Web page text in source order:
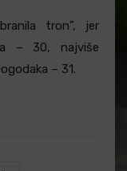
tron”, jer
– 30, najviše
– 31.